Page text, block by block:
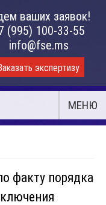
ваших заявок!
(995) 100-33-55
info@fse.ms
экспертизу
МЕНЮ
факту порядка